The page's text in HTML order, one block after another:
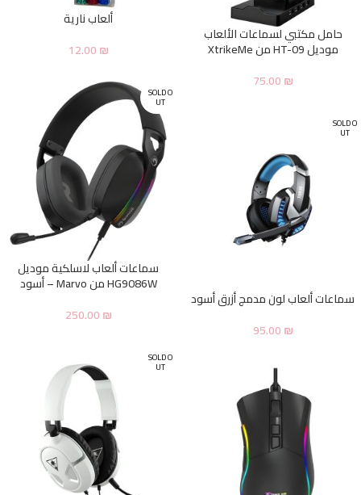
ألعاب نارية
12.00₪
حامل مكتبي لسماعات الألعاب
موديل HT-09 من XtrikeMe
75.00₪
SOLD O
UT
سماعات ألعاب لاسلكية موديل
HG9086W من Marvo – أسود
250.00₪
SOLD O
UT
سماعات ألعاب لون مدمج أزرق أسود
95.00₪
SOLD O
UT